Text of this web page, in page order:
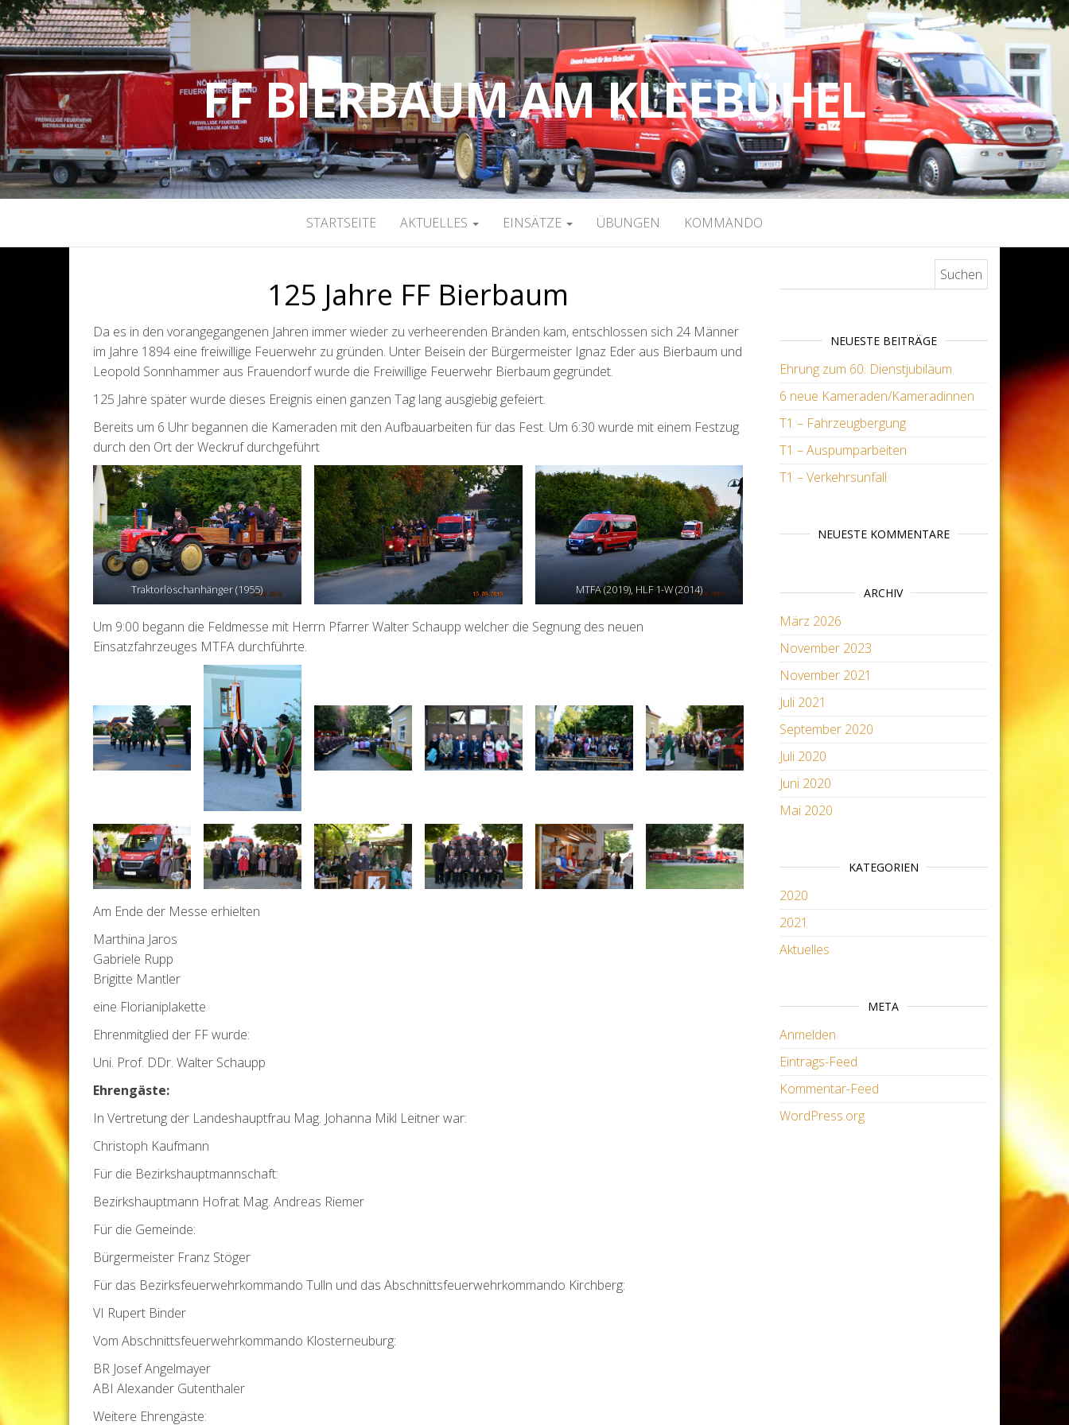
FF BIERBAUM AM KLEEBÜHEL
STARTSEITE AKTUELLES EINSÄTZE ÜBUNGEN KOMMANDO
125 Jahre FF Bierbaum
Da es in den vorangegangenen Jahren immer wieder zu verheerenden Bränden kam, entschlossen sich 24 Männer
im Jahre 1894 eine freiwillige Feuerwehr zu gründen. Unter Beisein der Bürgermeister Ignaz Eder aus Bierbaum und
Leopold Sonnhammer aus Frauendorf wurde die Freiwillige Feuerwehr Bierbaum gegründet.
125 Jahre später wurde dieses Ereignis einen ganzen Tag lang ausgiebig gefeiert.
Bereits um 6 Uhr begannen die Kameraden mit den Aufbauarbeiten für das Fest. Um 6:30 wurde mit einem Festzug
durch den Ort der Weckruf durchgeführt
Traktorlöschanhänger (1955) MTFA (2019), HLF 1-W (2014)
Um 9:00 begann die Feldmesse mit Herrn Pfarrer Walter Schaupp welcher die Segnung des neuen
Einsatzfahrzeuges MTFA durchführte.
Am Ende der Messe erhielten
Marthina Jaros
Gabriele Rupp
Brigitte Mantler
eine Florianiplakette
Ehrenmitglied der FF wurde:
Uni. Prof. DDr. Walter Schaupp
Ehrengäste:
In Vertretung der Landeshauptfrau Mag. Johanna Mikl Leitner war:
Christoph Kaufmann
Für die Bezirkshauptmannschaft:
Bezirkshauptmann Hofrat Mag. Andreas Riemer
Für die Gemeinde:
Bürgermeister Franz Stöger
Für das Bezirksfeuerwehrkommando Tulln und das Abschnittsfeuerwehrkommando Kirchberg:
VI Rupert Binder
Vom Abschnittsfeuerwehrkommando Klosterneuburg:
BR Josef Angelmayer
ABI Alexander Gutenthaler
Weitere Ehrengäste:
NEUESTE BEITRÄGE
Ehrung zum 60. Dienstjubiläum
6 neue Kameraden/Kameradinnen
T1 – Fahrzeugbergung
T1 – Auspumparbeiten
T1 – Verkehrsunfall
NEUESTE KOMMENTARE
ARCHIV
März 2026
November 2023
November 2021
Juli 2021
September 2020
Juli 2020
Juni 2020
Mai 2020
KATEGORIEN
2020
2021
Aktuelles
META
Anmelden
Eintrags-Feed
Kommentar-Feed
WordPress.org